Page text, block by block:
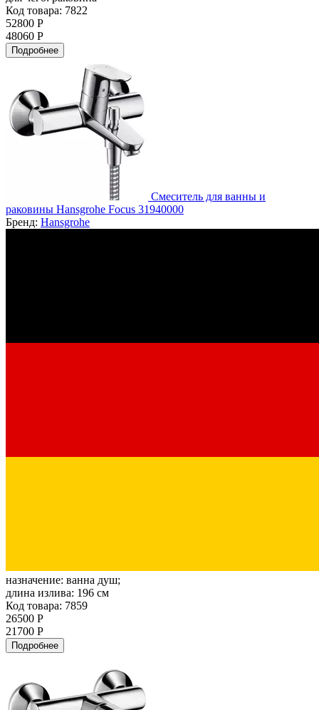
Код товара: 7822
52800 Р
48060 Р
Подробнее
Смеситель для ванны и
раковины Hansgrohe Focus 31940000
Бренд: Hansgrohe
назначение: ванна душ;
длина излива: 196 см
Код товара: 7859
26500 Р
21700 Р
Подробнее